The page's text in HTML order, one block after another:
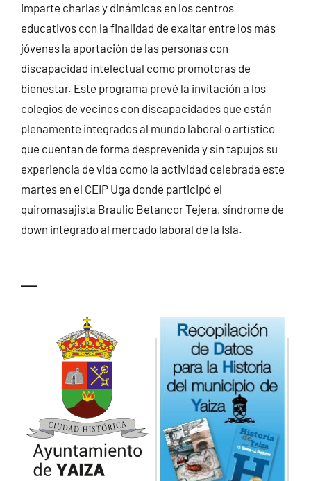
imparte charlas y dinámicas en los centros
educativos con la finalidad de exaltar entre los más
jóvenes la aportación de las personas con
discapacidad intelectual como promotoras de
bienestar. Este programa prevé la invitación a los
colegios de vecinos con discapacidades que están
plenamente integrados al mundo laboral o artístico
que cuentan de forma desprevenida y sin tapujos su
experiencia de vida como la actividad celebrada este
martes en el CEIP Uga donde participó el
quiromasajista Braulio Betancor Tejera, síndrome de
down integrado al mercado laboral de la Isla.
—